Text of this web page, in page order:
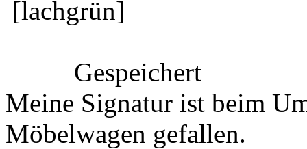
Gespeichert
Meine Signatur ist beim
Möbelwagen gefallen.